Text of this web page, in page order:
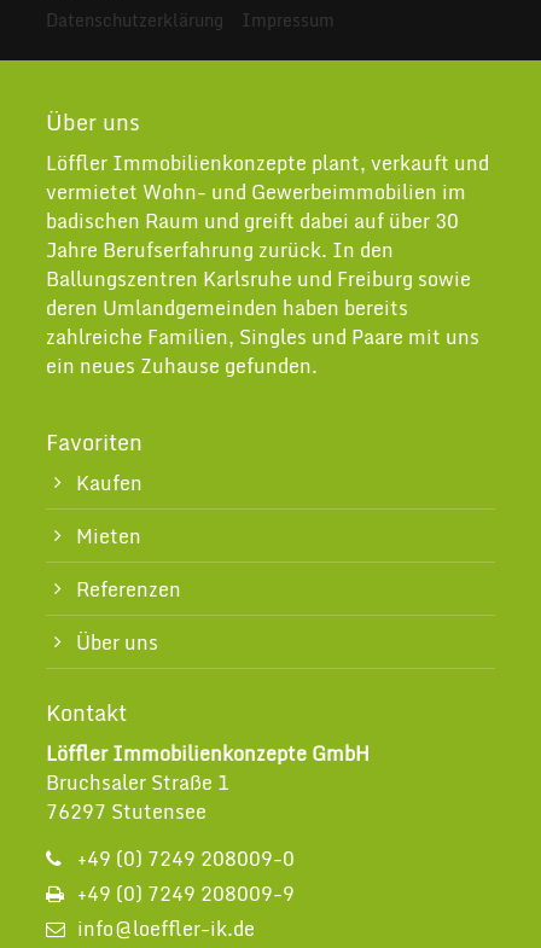
Datenschutzerklärung
Impressum
Über uns
Löffler Immobilienkonzepte plant, verkauft und
vermietet Wohn- und Gewerbeimmobilien im
badischen Raum und greift dabei auf über 30
Jahre Berufserfahrung zurück. In den
Ballungszentren Karlsruhe und Freiburg sowie
deren Umlandgemeinden haben bereits
zahlreiche Familien, Singles und Paare mit uns
ein neues Zuhause gefunden.
Favoriten
Kaufen
Mieten
Referenzen
Über uns
Kontakt
Löffler Immobilienkonzepte GmbH
Bruchsaler Straße 1
76297 Stutensee
+49 (0) 7249 208009-0
+49 (0) 7249 208009-9
info@loeffler-ik.de